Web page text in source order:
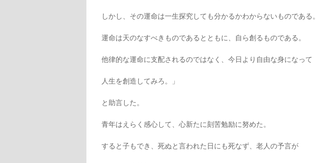
しかし、その運命は一生探究しても分かるかわからないものである。
運命は天のなすべきものであるとともに、自ら創るものである。
他律的な運命に支配されるのではなく、今日より自由な身になって
人生を創造してみろ。」
と助言した。
青年はえらく感心して、心新たに刻苦勉励に努めた。
すると子もでき、死ぬと言われた日にも死なず、老人の予言が